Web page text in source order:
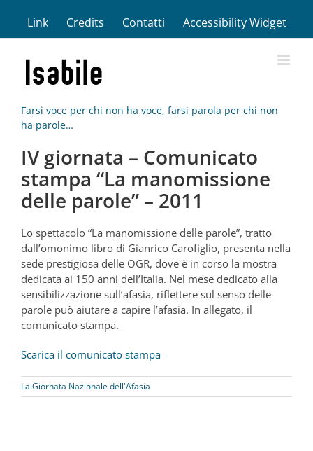
contenuto
Link Credits Contatti Accessibility Widget
Farsi voce per chi non ha voce, farsi parola per chi non
ha parole…
IV giornata – Comunicato
stampa “La manomissione
delle parole” – 2011
Lo spettacolo “La manomissione delle parole”, tratto
dall’omonimo libro di Gianrico Carofiglio, presenta nella
sede prestigiosa delle OGR, dove è in corso la mostra
dedicata ai 150 anni dell’Italia. Nel mese dedicato alla
sensibilizzazione sull’afasia, riflettere sul senso delle
parole può aiutare a capire l’afasia. In allegato, il
comunicato stampa.
Scarica il comunicato stampa
La Giornata Nazionale dell'Afasia